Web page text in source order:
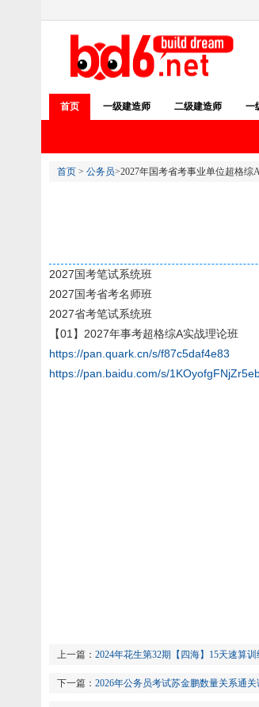
首页 一级建造师 二级建造师 一
首页 > 公务员>2027年国考省考事业单位超格综
2027国考笔试系统班
2027国考省考名师班
2027省考笔试系统班
【01】2027年事考超格综A实战理论班
https://pan.quark.cn/s/f87c5daf4e83
https://pan.baidu.com/s/
上一篇： 2024年花生第32期【四海】15天速算训
下一篇： 2026年公务员考试苏金鹏数量关系通关